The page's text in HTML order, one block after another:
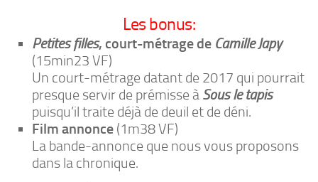
Les bonus:
Petites filles, court-métrage de Camille Japy
(15min23 VF)
Un court-métrage datant de 2017 qui pourrait
presque servir de prémisse à Sous le tapis
puisqu’il traite déjà de deuil et de déni.
Film annonce (1m38 VF)
La bande-annonce que nous vous proposons
dans la chronique.